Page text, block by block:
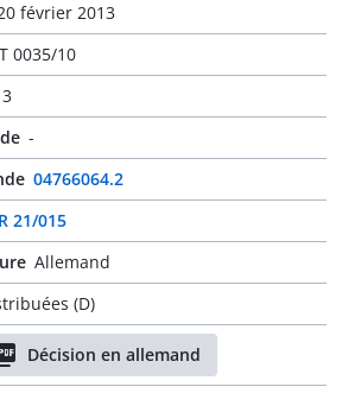
février 2013
T 0035/10
-
04766064.2
21/015
Allemand
(D)
Décision en allemand